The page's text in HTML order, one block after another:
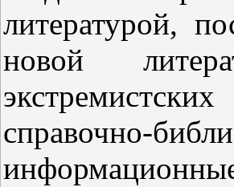
литературой,
новой
справочно-